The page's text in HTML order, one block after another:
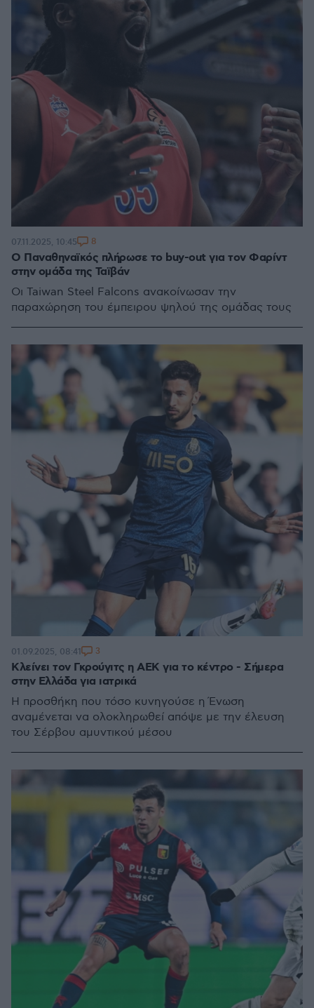
Ο Παναθηναϊκός πλήρωσε το buy-out για τον Φαρίντ
στην ομάδα της Ταϊβάν
Οι Taiwan Steel Falcons ανακοίνωσαν την
παραχώρηση του έμπειρου ψηλού της ομάδας τους
07.11.2025, 10:45 8
Κλείνει τον Γκρούγιτς η ΑΕΚ για το κέντρο - Σήμερα
στην Ελλάδα για ιατρικά
Η προσθήκη που τόσο κυνηγούσε η Ένωση
αναμένεται να ολοκληρωθεί απόψε με την έλευση
του Σέρβου αμυντικού μέσου
01.09.2025, 08:41 3